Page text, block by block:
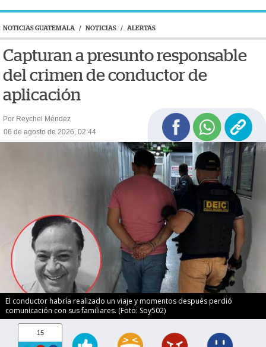
NOTICIAS GUATEMALA / NOTICIAS / ALERTAS
Capturan a presunto responsable
del crimen de conductor de
aplicación
Por Reychel Méndez
06 de agosto de 2026, 02:44
El conductor habría realizado un viaje y momentos después perdió
comunicación con sus familiares. (Foto: Soy502)
15